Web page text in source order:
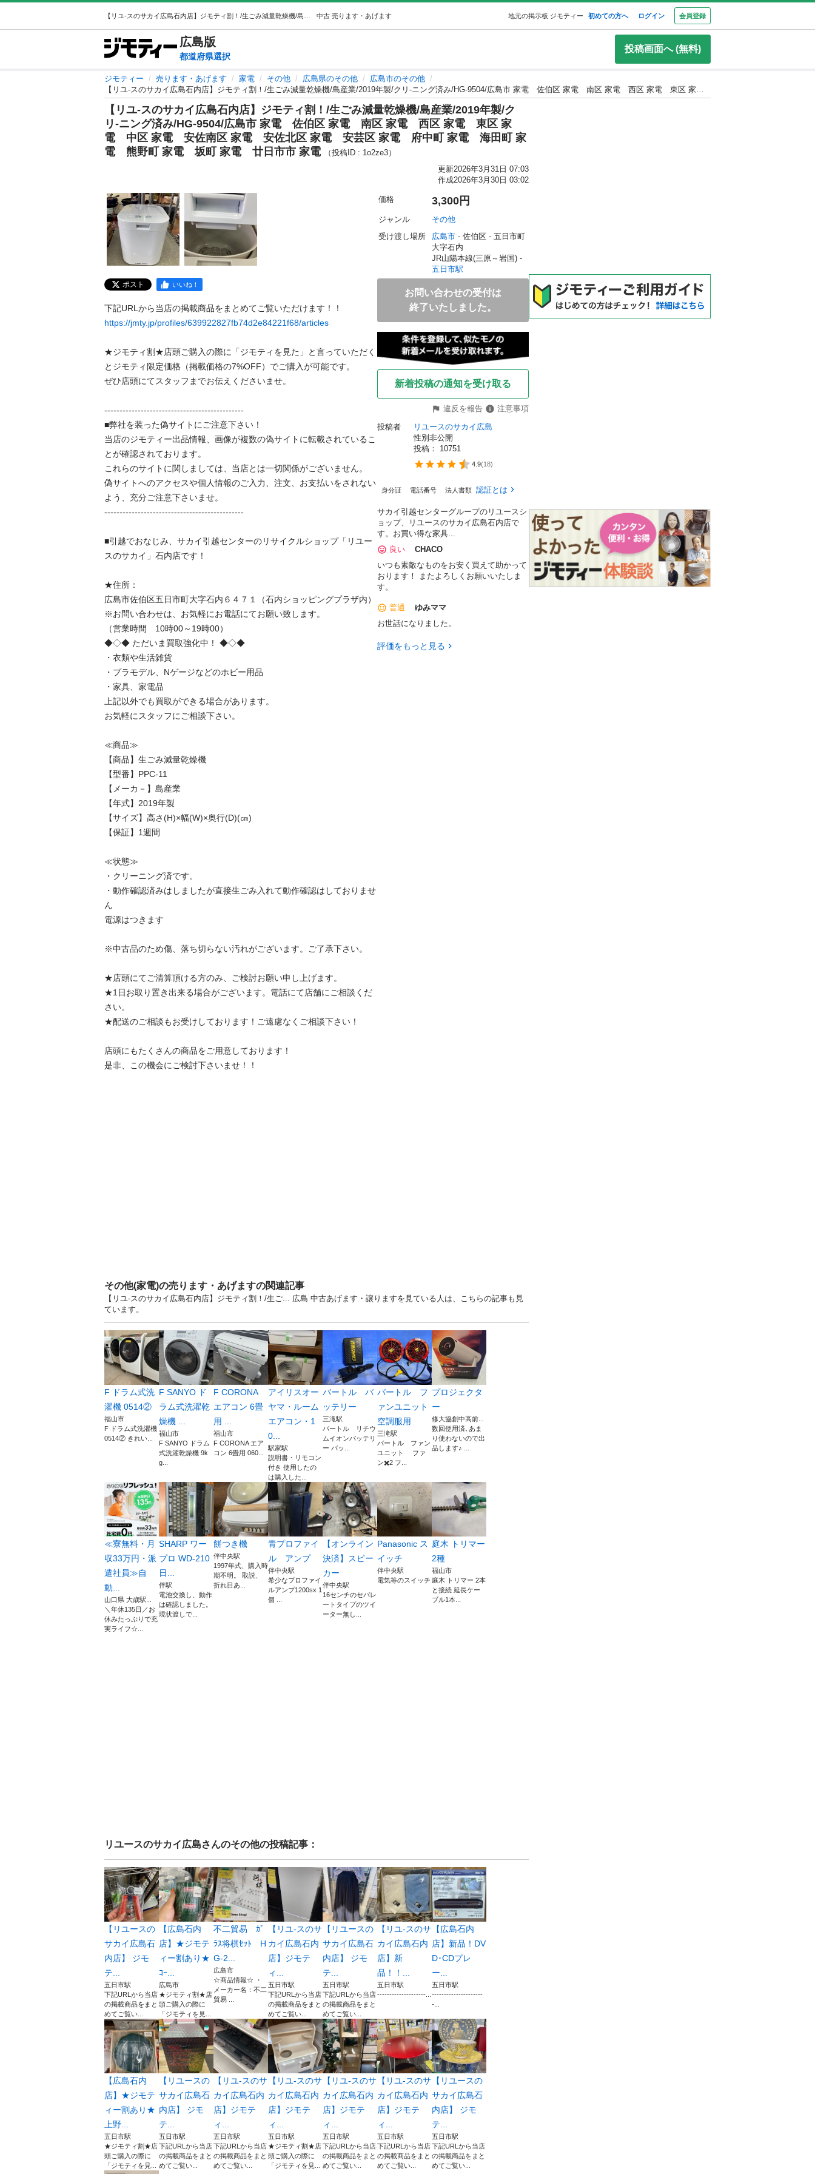
中古 売ります・あげます 地元の掲示板 ジモティー 初めての方へ ログイン 会員登録
広島版
都道府県選択
投稿画面へ (無料)
ジモティー 売ります・あげます 家電 その他 広島県のその他
広島市のその他
【リユ-スのサカイ広島石内店】ジモティ割！/生ごみ減量乾燥機/島産業/2019年製/クリ-ニング済み/HG-9504/広島市 家電 佐伯区 家電 南区 家電 西区 家電 東区 家電 中区 家電 安佐南区 家電 安佐北区 家電 安芸区 家電 府中町 家電 海田町 家電 熊野町 家電 坂町 家電 廿日市市 家電
【リユ-スのサカイ広島石内店】ジモティ割！/生ごみ減量乾燥機/島産業/2019年製/ク
リ-ニング済み/HG-9504/広島市 家電 佐伯区 家電 南区 家電 西区 家電 東区 家
電 中区 家電 安佐南区 家電 安佐北区 家電 安芸区 家電 府中町 家電 海田町 家
電 熊野町 家電 坂町 家電 廿日市市 家電
（投稿ID : 1o2ze3）
更新2026年3月31日 07:03
作成2026年3月30日 03:02
ポスト いいね！
https://jmty.jp/profiles/639922827fb74d2e84221f68/articles
★ジモティ割★店頭ご購入の際に「ジモティを見た」と言っていただく
とジモティ限定価格（掲載価格の7%OFF）でご購入が可能です。
ぜひ店頭にてスタッフまでお伝えくださいませ。
----------------------------------------------
■弊社を装った偽サイトにご注意下さい！
当店のジモティー出品情報、画像が複数の偽サイトに転載されているこ
とが確認されております。
これらのサイトに関しましては、当店とは一切関係がございません。
偽サイトへのアクセスや個人情報のご入力、注文、お支払いをされない
よう、充分ご注意下さいませ。
----------------------------------------------
■引越でおなじみ、サカイ引越センターのリサイクルショップ「リユー
スのサカイ」石内店です！
★住所：
広島市佐伯区五日市町大字石内６４７１（石内ショッピングプラザ内）
※お問い合わせは、お気軽にお電話にてお願い致します。
（営業時間　10時00～19時00）
◆◇◆ ただいま買取強化中！ ◆◇◆
・衣類や生活雑貨
・プラモデル、Nゲージなどのホビー用品
・家具、家電品
上記以外でも買取ができる場合があります。
お気軽にスタッフにご相談下さい。
≪商品≫
【商品】生ごみ減量乾燥機
【型番】PPC-11
【メーカ－】島産業
【年式】2019年製
【サイズ】高さ(H)×幅(W)×奥行(D)(㎝)
【保証】1週間
≪状態≫
・クリーニング済です。
・動作確認済みはしましたが直接生ごみ入れて動作確認はしておりませ
ん
電源はつきます
※中古品のため傷、落ち切らない汚れがございます。ご了承下さい。
★店頭にてご清算頂ける方のみ、ご検討お願い申し上げます。
★1日お取り置き出来る場合がございます。電話にて店舗にご相談くだ
さい。
★配送のご相談もお受けしております！ご遠慮なくご相談下さい！
店頭にもたくさんの商品をご用意しております！
価格 3,300円
ジャンル
その他
受け渡し場所
広島市 - 佐伯区 - 五日市町
大字石内
五日市駅
お問い合わせの受付は
終了いたしました。
新着投稿の通知を受け取る
違反を報告
注意事項
投稿者
リユースのサカイ広島
性別非公開
投稿： 10751
4.9(18)
身分証 電話番号 法人書類 認証とは
サカイ引越センターグループのリユースシ
ョップ、リユースのサカイ広島石内店で
す。お買い得な家具...
良い
CHACO
いつも素敵なものをお安く買えて助かって
おります！ またよろしくお願いいたしま
す。
普通
ゆみママ
お世話になりました。
評価をもっと見る
その他(家電)の売ります・あげますの関連記事
【リユ-スのサカイ広島石内店】ジモティ割！/生ご... 広島 中古あげます・譲りますを見ている人は、こちらの記事も見
ています。
F ドラム式洗
濯機 0514②
福山市
F ドラム式洗濯機
0514② きれい...
F SANYO ド
ラム式洗濯乾
燥機 ...
福山市
F SANYO ドラム
式洗濯乾燥機 9k
g...
F CORONA
エアコン 6畳
用 ...
福山市
F CORONA エア
コン 6畳用 060...
アイリスオー
ヤマ・ルーム
エアコン・1
0...
駅家駅
説明書・リモコン
付き 使用したの
は購入した...
バートル バ
ッテリー
三滝駅
バートル リチウ
ムイオンバッテリ
ー バッ...
バートル フ
ァンユニット
空調服用
三滝駅
バートル ファン
ユニット ファ
ン✖️2 フ...
プロジェクタ
ー
修大協創中高前...
数回使用済､あま
り使わないので出
品します♪ ...
≪寮無料・月
収33万円・派
遣社員≫自
動...
山口県 大歳駅...
＼年休135日／お
休みたっぷりで充
実ライフ☆...
SHARP ワー
プロ WD-210
日...
伴駅
電池交換し、動作
は確認しました。
現状渡しで...
餅つき機
伴中央駅
1997年式、購入時
期不明。 取説、
折れ目あ...
青プロファイ
ル アンプ
伴中央駅
希少なプロファイ
ルアンプ1200sx 1
個 ...
【オンライン
決済】スピー
カー
伴中央駅
16センチのセパレ
ートタイプのツイ
ーター無し...
Panasonic ス
イッチ
伴中央駅
電気等のスイッチ
庭木 トリマー
2種
福山市
庭木 トリマー 2本
と接続 延長ケー
ブル1本...
リユースのサカイ広島さんのその他の投稿記事：
【リユースの
サカイ広島石
内店】 ジモ
テ...
五日市駅
下記URLから当店
の掲載商品をまと
めてご覧い...
【広島石内
店】★ジモテ
ィー割あり★
ｺｰ...
広島市
★ジモティ割★店
頭ご購入の際に
「ジモティを見...
不二貿易 ｶﾞ
ﾗｽ将棋ｾｯﾄ H
G-2...
広島市
☆商品情報☆ ・
メーカー名：不二
貿易 ...
【リユ-スのサ
カイ広島石内
店】ジモテ
ィ...
五日市駅
下記URLから当店
の掲載商品をまと
めてご覧い...
【リユースの
サカイ広島石
内店】 ジモ
テ...
五日市駅
下記URLから当店
の掲載商品をまと
めてご覧い...
【リユ-スのサ
カイ広島石内
店】新
品！！...
五日市駅
--------------------...
【広島石内
店】新品！DV
D･CDプレ
ー...
五日市駅
---------------------
-...
【広島石内
店】★ジモテ
ィー割あり★
上野...
五日市駅
★ジモティ割★店
頭ご購入の際に
「ジモティを見...
【リユースの
サカイ広島石
内店】 ジモ
テ...
五日市駅
下記URLから当店
の掲載商品をまと
めてご覧い...
【リユ-スのサ
カイ広島石内
店】ジモテ
ィ...
五日市駅
下記URLから当店
の掲載商品をまと
めてご覧い...
【リユ-スのサ
カイ広島石内
店】ジモテ
ィ...
五日市駅
★ジモティ割★店
頭ご購入の際に
「ジモティを見...
【リユ-スのサ
カイ広島石内
店】ジモテ
ィ...
五日市駅
下記URLから当店
の掲載商品をまと
めてご覧い...
【リユ-スのサ
カイ広島石内
店】ジモテ
ィ...
五日市駅
下記URLから当店
の掲載商品をまと
めてご覧い...
【リユースの
サカイ広島石
内店】 ジモ
テ...
五日市駅
下記URLから当店
の掲載商品をまと
めてご覧い...